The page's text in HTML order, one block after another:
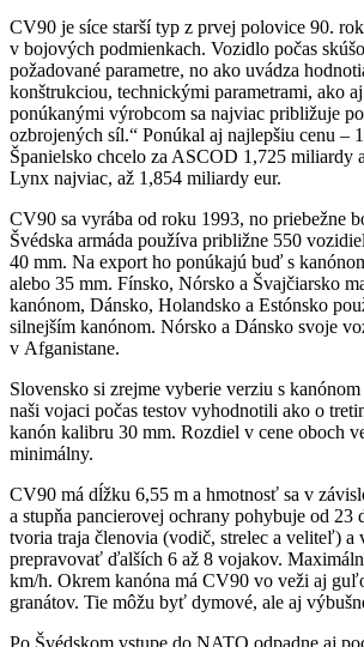
CV90 je síce starší typ z prvej polovice 90.
v bojových podmienkach. Vozidlo počas
požadované parametre, no ako uvádza
konštrukciou, technickými parametrami, ako
ponúkanými výrobcom sa najviac približuje
ozbrojených síl.“ Ponúkal aj najlepšiu cenu –
Španielsko chcelo za ASCOD 1,725 miliardy
Lynx najviac, až 1,854 miliardy eur.
CV90 sa vyrába od roku 1993, no priebežne
Švédska armáda používa približne 550
40 mm. Na export ho ponúkajú buď s
alebo 35 mm. Fínsko, Nórsko a Švajčiarsko
kanónom, Dánsko, Holandsko a Estónsko
silnejším kanónom. Nórsko a Dánsko svoje
v Afganistane.
Slovensko si zrejme vyberie verziu s
naši vojaci počas testov vyhodnotili ako o
kanón kalibru 30 mm. Rozdiel v cene oboch
minimálny.
CV90 má dĺžku 6,55 m a hmotnosť sa v
a stupňa pancierovej ochrany pohybuje od 23
tvoria traja členovia (vodič, strelec a veliteľ) a
prepravovať ďalších 6 až 8 vojakov.
km/h. Okrem kanóna má CV90 vo veži aj
granátov. Tie môžu byť dymové, ale aj
Po Švédskom vstupe do NATO odpadne aj